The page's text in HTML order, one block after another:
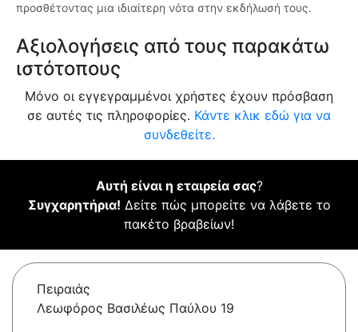
προσθέτοντας μια ιδιαίτερη νότα στην εκδήλωσή τους.
Αξιολογήσεις από τους παρακάτω
ιστότοπους
Μόνο οι εγγεγραμμένοι χρήστες έχουν πρόσβαση
σε αυτές τις πληροφορίες. Κάντε κλικ εδώ για να
συνδεθείτε.
Αυτή είναι η εταιρεία σας?
Συγχαρητήρια! Δείτε πώς μπορείτε να λάβετε το
πακέτο βραβείων!
Πειραιάς
Λεωφόρος Βασιλέως Παύλου 19